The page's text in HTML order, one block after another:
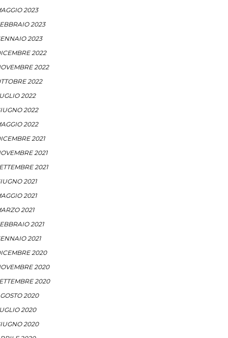
2023
2023
2023
2022
2022
2022
2022
2022
2022
2021
2021
2021
2021
2021
2021
2021
2021
2020
2020
2020
2020
2020
2020